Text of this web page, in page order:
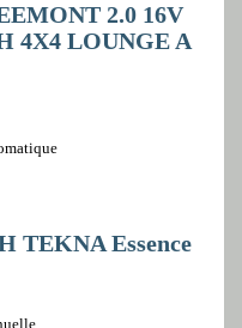
2.0 16V
4X4 LOUNGE A
TEKNA Essence